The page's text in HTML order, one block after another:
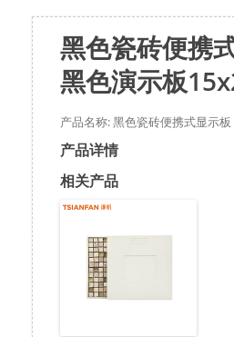
黑色瓷砖便携
黑色演示板
产品名称: 黑色瓷砖便携式显示
产品详情
相关产品